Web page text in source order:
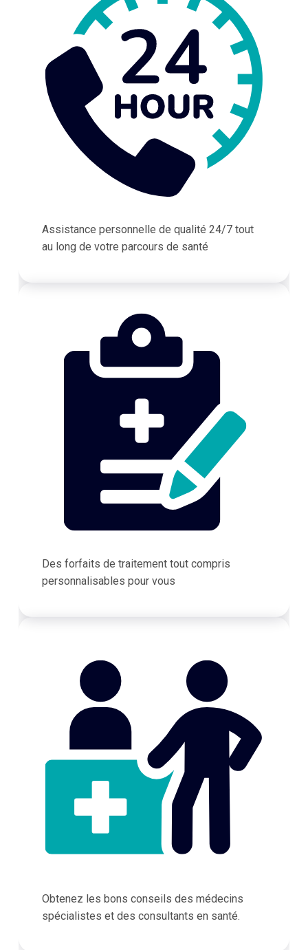
Assistance personnelle de qualité 24/7 tout
au long de votre parcours de santé
Des forfaits de traitement tout compris
personnalisables pour vous
Obtenez les bons conseils des médecins
spécialistes et des consultants en santé.